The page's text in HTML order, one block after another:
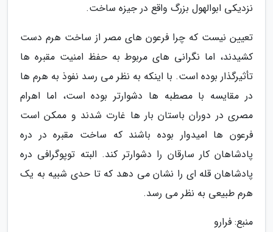
نزدیکی ابوالهول بزرگ واقع در جیزه ساخت.
تعیین نیست که چرا فرعون های مصر از ساخت هرم دست
کشیدند، اما نگرانی های مربوط به حفظ امنیت مقبره ها
تأثیرگذار بوده است. با اینکه به نظر می رسد نفوذ به هرم ها
در مقایسه با مصطبه ها دشوارتر بوده است، اما اهرام
مصری در دوران باستان بار ها غارت شدند و ممکن است
فرعون ها امیدوار بوده باشند که ساخت مقبره در دره
پادشاهان کار سارقان را دشوارتر کند. البته توپوگرافی دره
پادشاهان قله ای را نشان می دهد که تا حدی شبیه به یک
هرم طبیعی به نظر می رسد.
منبع: فرارو